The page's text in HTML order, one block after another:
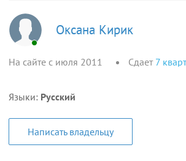
Оксана Кирик
На сайте с июля 2011 Сдает 7
Языки: Русский
Написать владельцу